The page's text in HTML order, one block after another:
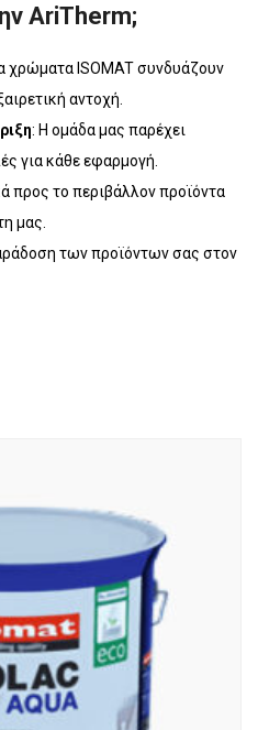
AriTherm;
χρώματα ISOMAT συνδυάζουν
αντοχή.
: Η ομάδα μας παρέχει
για κάθε εφαρμογή.
προς το περιβάλλον προϊόντα
μας.
των προϊόντων σας στον